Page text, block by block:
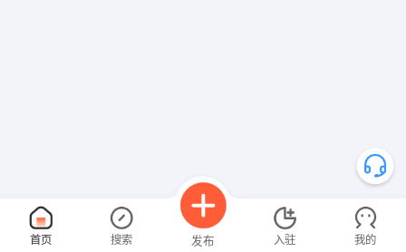
首页 搜索 发布 入驻 我的